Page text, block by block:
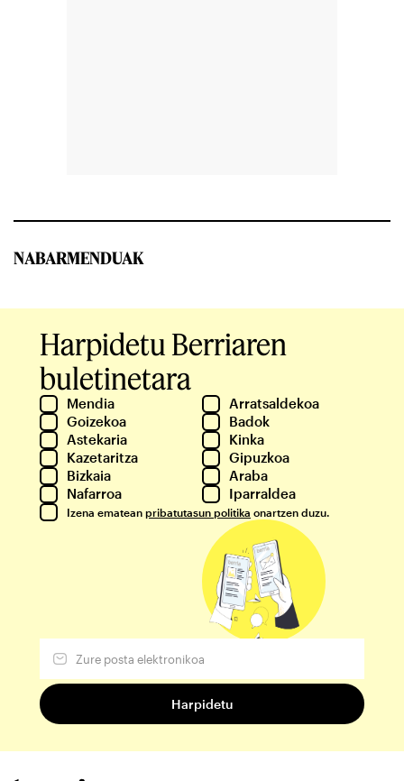
NABARMENDUAK
Harpidetu Berriaren
buletinetara
Mendia
Arratsaldekoa
Goizekoa
Badok
Astekaria
Kinka
Kazetaritza
Gipuzkoa
Bizkaia
Araba
Nafarroa
Iparraldea
Izena ematean pribatutasun politika onartzen duzu.